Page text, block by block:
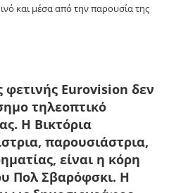
και μέσα από την παρουσία της
Eurovision δεν
τηλεοπτικό
Η Βικτόρια
παρουσιάστρια,
είναι η κόρη
Πολ Σβαρόφσκι. Η